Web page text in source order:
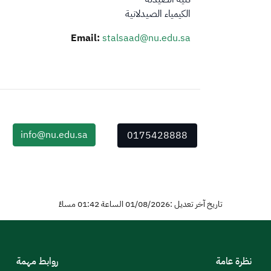
الكيمياء الصيدلانية
Email: stalsaad@nu.edu.sa
0175428888
info@nu.edu.sa
تاريخ آخر تعديل :01/08/2026 الساعة 01:42 مساءً
نظرة عامة روابط مهمة